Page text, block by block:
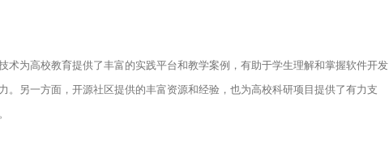
术为高校教育提供了丰富的实践平台和教学案例，有助于学生理解和掌握软件开发
。另一方面，开源社区提供的丰富资源和经验，也为高校科研项目提供了有力支